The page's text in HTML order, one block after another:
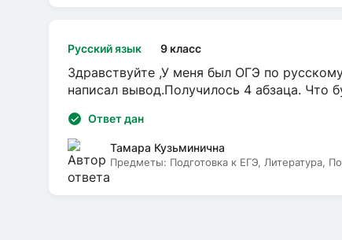
Русский язык 9 класс
Здравствуйте ,У меня был ОГЭ по
написал вывод.Получилось 4 абзаца. Что
Ответ дан
Тамара Кузьминична
Предметы: Подготовка к ЕГЭ, Литература,